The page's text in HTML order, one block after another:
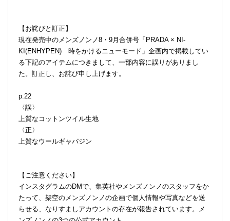
【お詫びと訂正】
現在発売中のメンズノンノ8・9月合併号「PRADA × NI-
KI(ENHYPEN) 時をかけるニューモード」企画内で掲載してい
る下記のアイテムにつきまして、一部内容に誤りがありまし
た。訂正し、お詫び申し上げます。
p.22
〈誤〉
上質なコットンツイル生地
〈正〉
上質なウールギャバジン
【ご注意ください】
インスタグラムのDMで、集英社やメンズノンノのスタッフをか
たって、架空のメンズノンノの企画で個人情報や写真などを送
らせる、なりすましアカウントの存在が報告されています。メ